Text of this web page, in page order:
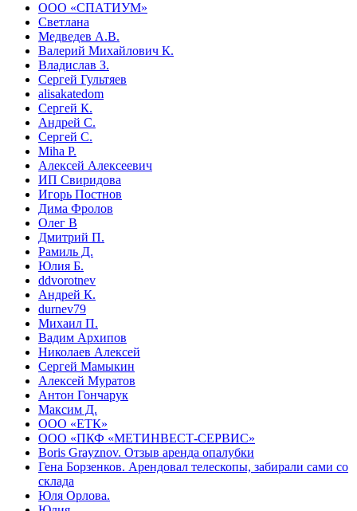
ООО «СПАТИУМ»
Светлана
Медведев А.В.
Валерий Михайлович К.
Владислав З.
Сергей Гультяев
alisakatedom
Сергей К.
Андрей С.
Сергей С.
Miha P.
Алексей Алексеевич
ИП Свиридова
Игорь Постнов
Дима Фролов
Олег В
Дмитрий П.
Рамиль Д.
Юлия Б.
ddvorotnev
Андрей К.
durnev79
Михаил П.
Вадим Архипов
Николаев Алексей
Сергей Мамыкин
Алексей Муратов
Антон Гончарук
Максим Д.
ООО «ЕТК»
ООО «ПКФ «МЕТИНВЕСТ-СЕРВИС»
Boris Grayznov. Отзыв аренда опалубки
Гена Борзенков. Арендовал телескопы, забирали сами со
склада
Юля Орлова.